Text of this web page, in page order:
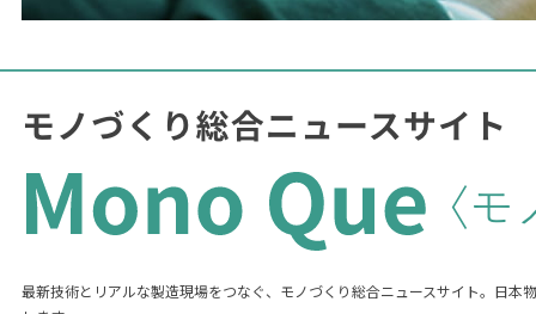
最新技術とリアルな製造現場をつなぐ、モノづくり総合ニュースサイト。日本